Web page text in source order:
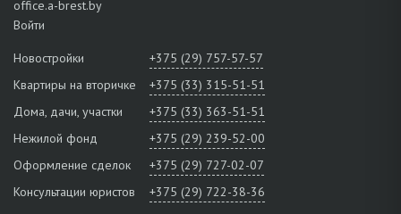
office.a-brest.by
Войти
Новостройки
+375 (29) 757-57-57
Квартиры на вторичке
+375 (33) 315-51-51
Дома, дачи, участки
+375 (33) 363-51-51
Нежилой фонд
+375 (29) 239-52-00
Оформление сделок
+375 (29) 727-02-07
Консультации юристов
+375 (29) 722-38-36